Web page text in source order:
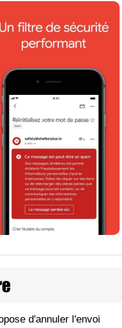
d'annuler l'envoi